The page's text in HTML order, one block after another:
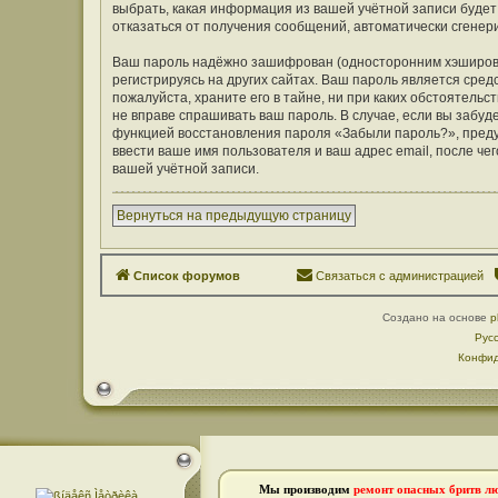
выбрать, какая информация из вашей учётной записи
отказаться от получения сообщений, автоматически
Ваш пароль надёжно зашифрован (односторонним
регистрируясь на других сайтах. Ваш пароль является
пожалуйста, храните его в тайне, ни при каких
не вправе спрашивать ваш пароль. В случае, если вы
функцией восстановления пароля «Забыли пароль?»,
ввести ваше имя пользователя и ваш адрес email, после
вашей учётной записи.
Вернуться на предыдущую страницу
Список форумов Связаться с администрацией
Создано на основе
Мы производим ремонт опасных бритв